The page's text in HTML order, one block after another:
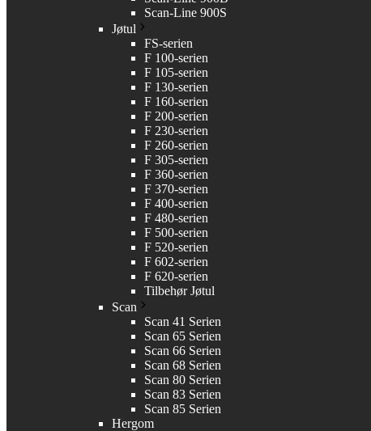
Scan-Line 900S
Jøtul
FS-serien
F 100-serien
F 105-serien
F 130-serien
F 160-serien
F 200-serien
F 230-serien
F 260-serien
F 305-serien
F 360-serien
F 370-serien
F 400-serien
F 480-serien
F 500-serien
F 520-serien
F 602-serien
F 620-serien
Tilbehør Jøtul
Scan
Scan 41 Serien
Scan 65 Serien
Scan 66 Serien
Scan 68 Serien
Scan 80 Serien
Scan 83 Serien
Scan 85 Serien
Hergom